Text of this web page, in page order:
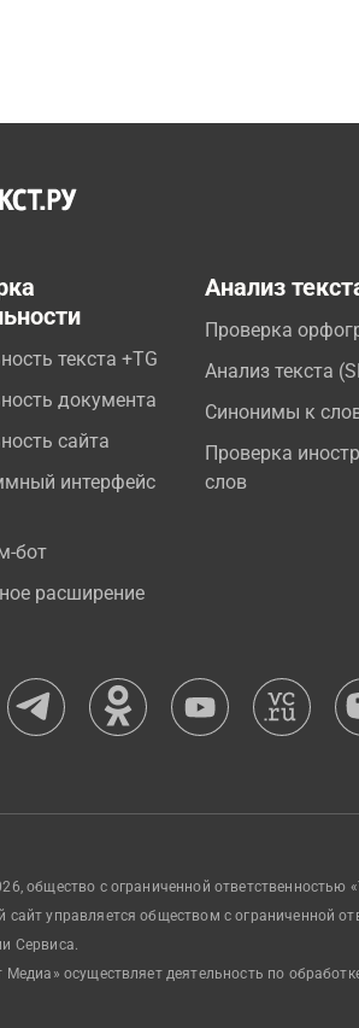
текста +TG
документа
сайта
интерфейс
бот
расширение
Анализ
Проверка
Анализ текста
Синонимы к
Проверка
слов
общество с ограниченной ответственностью
сайт управляется обществом с ограниченной
Сервиса.
Медиа» осуществляет деятельность по